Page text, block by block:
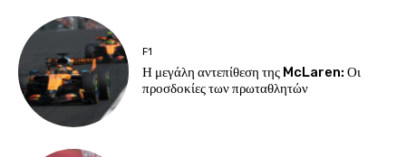
F1
Η μεγάλη αντεπίθεση της McLaren: Οι
προσδοκίες των πρωταθλητών